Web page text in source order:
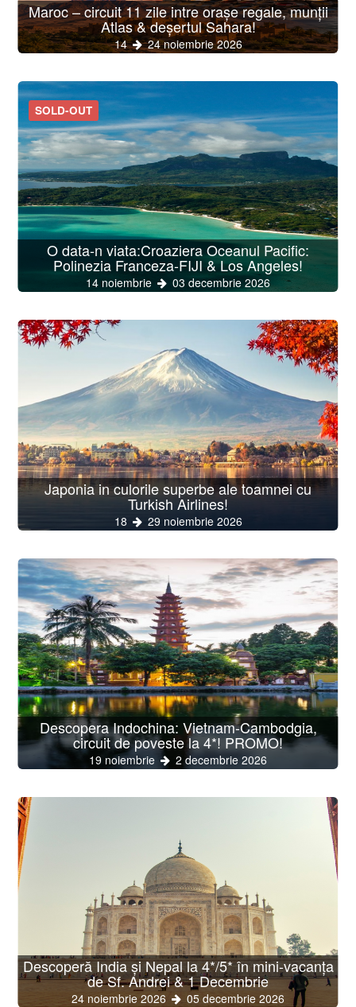
Maroc – circuit 11 zile intre orașe regale, munții
Atlas & deșertul Sahara!
14 24 noiembrie 2026
SOLD-OUT
O data-n viata:Croaziera Oceanul Pacific:
Polinezia Franceza-FIJI & Los Angeles!
14 noiembrie 03 decembrie 2026
Japonia in culorile superbe ale toamnei cu
Turkish Airlines!
18 29 noiembrie 2026
Descopera Indochina: Vietnam-Cambodgia,
circuit de poveste la 4*! PROMO!
19 noiembrie 2 decembrie 2026
Descoperă India și Nepal la 4*/5* în mini-vacanța
de Sf. Andrei & 1 Decembrie
24 noiembrie 2026 05 decembrie 2026